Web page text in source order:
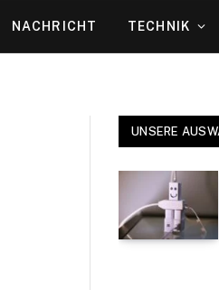
NACHRICHT TECHNIK
UNSERE